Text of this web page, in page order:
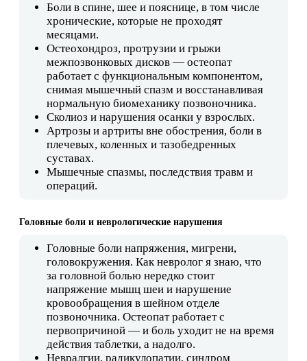
Боли в спине, шее и пояснице, в том числе
хронические, которые не проходят
месяцами.
Остеохондроз, протрузии и грыжи
межпозвонковых дисков — остеопат
работает с функциональным компонентом,
снимая мышечный спазм и восстанавливая
нормальную биомеханику позвоночника.
Сколиоз и нарушения осанки у взрослых.
Артрозы и артриты вне обострения, боли в
плечевых, коленных и тазобедренных
суставах.
Мышечные спазмы, последствия травм и
операций.
Головные боли и неврологические нарушения
Головные боли напряжения, мигрени,
головокружения. Как невролог я знаю, что
за головной болью нередко стоит
напряжение мышц шеи и нарушение
кровообращения в шейном отделе
позвоночника. Остеопат работает с
первопричиной — и боль уходит не на время
действия таблетки, а надолго.
Невралгии, радикулопатии, синдром